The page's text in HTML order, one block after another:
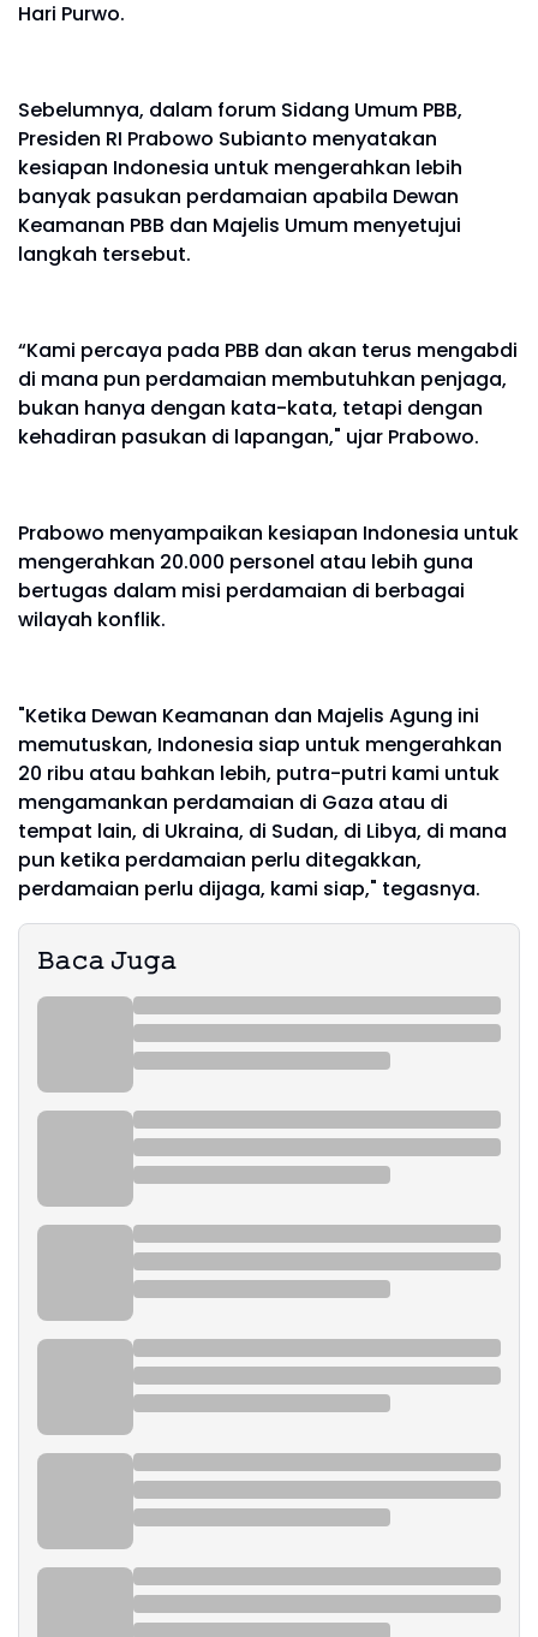
Hari Purwo.
Sebelumnya, dalam forum Sidang Umum PBB,
Presiden RI Prabowo Subianto menyatakan
kesiapan Indonesia untuk mengerahkan lebih
banyak pasukan perdamaian apabila Dewan
Keamanan PBB dan Majelis Umum menyetujui
langkah tersebut.
“Kami percaya pada PBB dan akan terus mengabdi
di mana pun perdamaian membutuhkan penjaga,
bukan hanya dengan kata-kata, tetapi dengan
kehadiran pasukan di lapangan," ujar Prabowo.
Prabowo menyampaikan kesiapan Indonesia untuk
mengerahkan 20.000 personel atau lebih guna
bertugas dalam misi perdamaian di berbagai
wilayah konflik.
"Ketika Dewan Keamanan dan Majelis Agung ini
memutuskan, Indonesia siap untuk mengerahkan
20 ribu atau bahkan lebih, putra-putri kami untuk
mengamankan perdamaian di Gaza atau di
tempat lain, di Ukraina, di Sudan, di Libya, di mana
pun ketika perdamaian perlu ditegakkan,
perdamaian perlu dijaga, kami siap," tegasnya.
𝙱𝚊𝚌𝚊 𝙹𝚞𝚐𝚊